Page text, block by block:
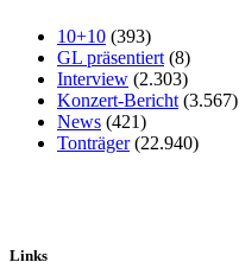
10+10 (393)
GL präsentiert (8)
Interview (2.303)
Konzert-Bericht (3.567)
News (421)
Tonträger(22.940)
Links